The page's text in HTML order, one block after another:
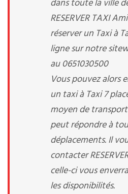
dans toute la ville
RESERVER TAXI
réserver un Taxi à
ligne sur notre
au 0651030500
Vous pouvez alors
un taxi à Taxi 7
moyen de
peut répondre à
déplacements. Il
contacter
celle-ci vous
les disponibilités.